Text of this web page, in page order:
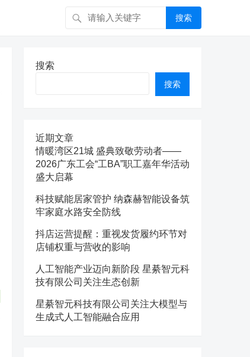
搜索
搜索
搜索
近期文章
情暖湾区21城 盛典致敬劳动者——
2026广东工会“工BA”职工嘉年华活动
盛大启幕
科技赋能居家管护 纳森赫智能设备筑
牢家庭水路安全防线
抖店运营提醒：重视发货履约环节对
店铺权重与营收的影响
人工智能产业迈向新阶段 星綦智元科
技有限公司关注生态创新
星綦智元科技有限公司关注大模型与
生成式人工智能融合应用